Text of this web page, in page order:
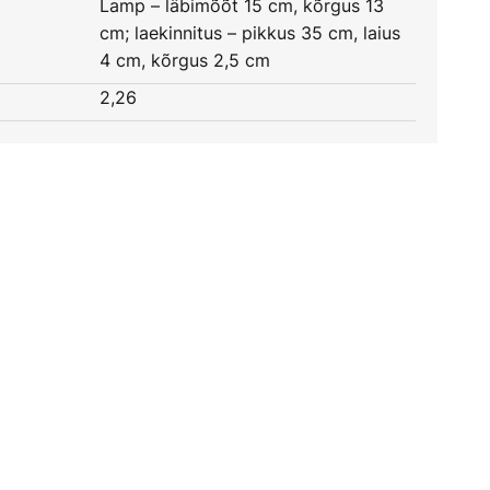
Lamp – läbimõõt 15 cm, kõrgus 13
cm; laekinnitus – pikkus 35 cm, laius
4 cm, kõrgus 2,5 cm
2,26